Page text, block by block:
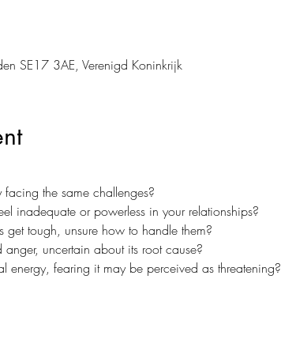
SE17 3AE, Verenigd Koninkrijk
the same challenges?
inadequate or powerless in your relationships?
get tough, unsure how to handle them?
uncertain about its root cause?
energy, fearing it may be perceived as threatening?